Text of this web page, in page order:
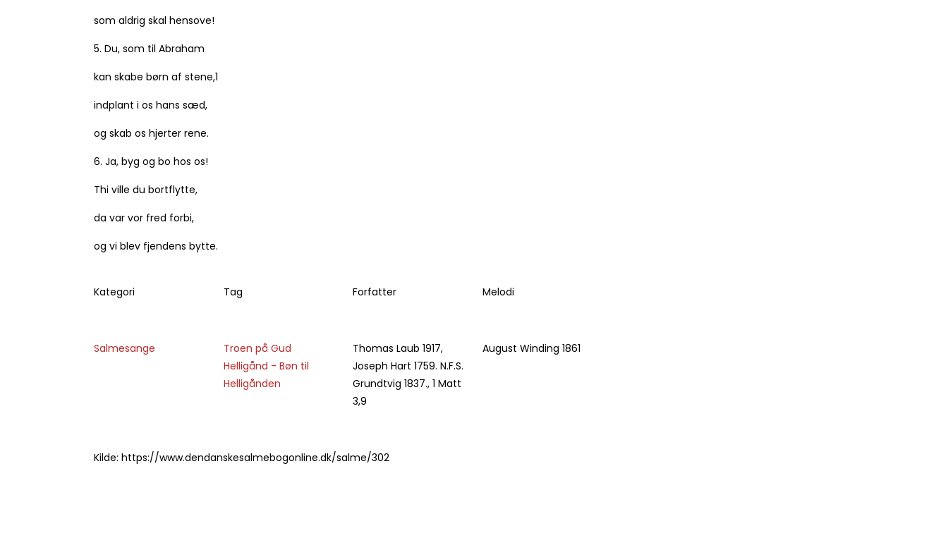
som aldrig skal hensove!
5. Du, som til Abraham
kan skabe børn af stene,1
indplant i os hans sæd,
og skab os hjerter rene.
6. Ja, byg og bo hos os!
Thi ville du bortflytte,
da var vor fred forbi,
og vi blev fjendens bytte.
Kategori
Salmesange
Tag
Troen på Gud
Helligånd - Bøn til
Helligånden
Forfatter
Thomas Laub 1917,
Joseph Hart 1759. N.F.S.
Grundtvig 1837., 1 Matt
3,9
Melodi
August Winding 1861
Kilde: https://www.dendanskesalmebogonline.dk/salme/302